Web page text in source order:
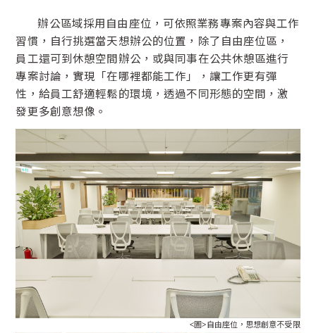
辦公區域採用自由座位，可依照業務專案內容與工作
習慣，自行挑選當天想辦公的位置，除了自由座位區，
員工還可到休憩空間辦公，或與同事在公共休憩區進行
專案討論，實現「在哪裡都能工作」，讓工作更有彈
性，給員工舒適輕鬆的環境，透過不同形態的空間，激
發更多創意想像。
<圖>自由座位，思想創意不受限